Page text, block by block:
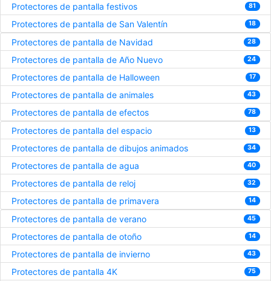
Protectores de pantalla festivos 81
Protectores de pantalla de San Valentín 18
Protectores de pantalla de Navidad 28
Protectores de pantalla de Año Nuevo 24
Protectores de pantalla de Halloween 17
Protectores de pantalla de animales 43
Protectores de pantalla de efectos 78
Protectores de pantalla del espacio 13
Protectores de pantalla de dibujos animados 34
Protectores de pantalla de agua 40
Protectores de pantalla de reloj 32
Protectores de pantalla de primavera 14
Protectores de pantalla de verano 45
Protectores de pantalla de otoño 14
Protectores de pantalla de invierno 43
Protectores de pantalla 4K 75